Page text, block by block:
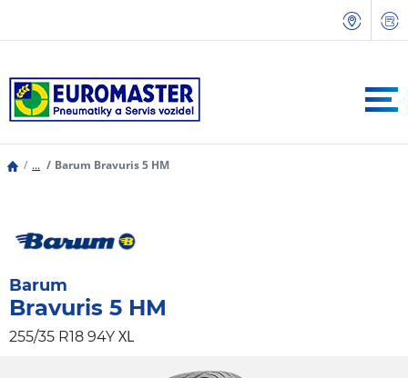
... Barum Bravuris 5 HM
Barum
Bravuris 5 HM
255/35 R18 94Y XL